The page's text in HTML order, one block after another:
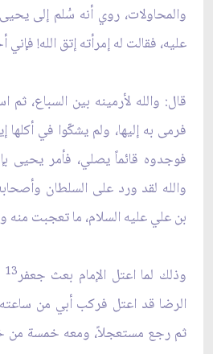
والمحاولات، روي أنه سُلم إلى
عليه، فقالت له إمرأته إتق الله!
قال: والله لأرمينه بين السباع،
فرمى به إليها، ولم يشكّوا في أكلها
فوجدوه قائماً يصلي، فأمر يحيى
والله لقد ورد على السلطان
بن علي عليه السلام، ما تعجبت منه
وذلك لما اعتل الإمام بعث جعفر13
الرضا قد اعتل فركب أبي من ساعته،
ثم رجع مستعجلاً، ومعه خمسة من